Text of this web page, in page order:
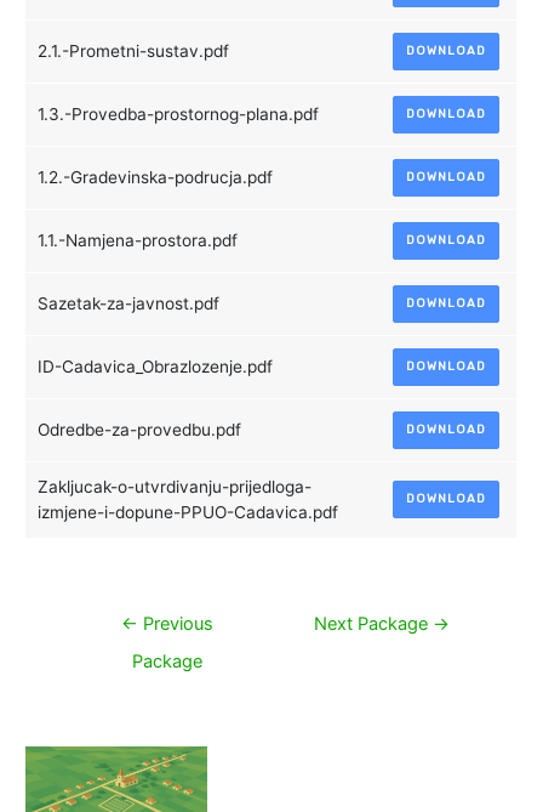
2.1.-Prometni-sustav.pdf DOWNLOAD
1.3.-Provedba-prostornog-plana.pdf DOWNLOAD
1.2.-Gradevinska-podrucja.pdf DOWNLOAD
1.1.-Namjena-prostora.pdf DOWNLOAD
Sazetak-za-javnost.pdf DOWNLOAD
ID-Cadavica_Obrazlozenje.pdf DOWNLOAD
Odredbe-za-provedbu.pdf DOWNLOAD
Zakljucak-o-utvrdivanju-prijedloga-
izmjene-i-dopune-PPUO-Cadavica.pdf
DOWNLOAD
Navigacija
← Previous
Package
Next Package →